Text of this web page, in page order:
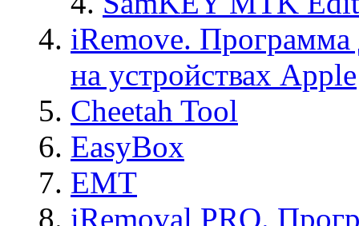
iRemove. Программа
на устройствах Apple
Cheetah Tool
EasyBox
EMT
iRemoval PRO.